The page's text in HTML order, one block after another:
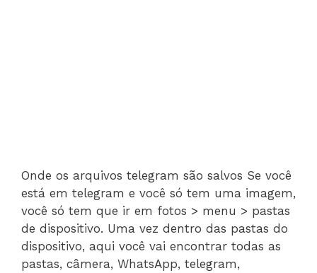
Onde os arquivos telegram são salvos Se você
está em telegram e você só tem uma imagem,
você só tem que ir em fotos > menu > pastas
de dispositivo. Uma vez dentro das pastas do
dispositivo, aqui você vai encontrar todas as
pastas, câmera, WhatsApp, telegram,